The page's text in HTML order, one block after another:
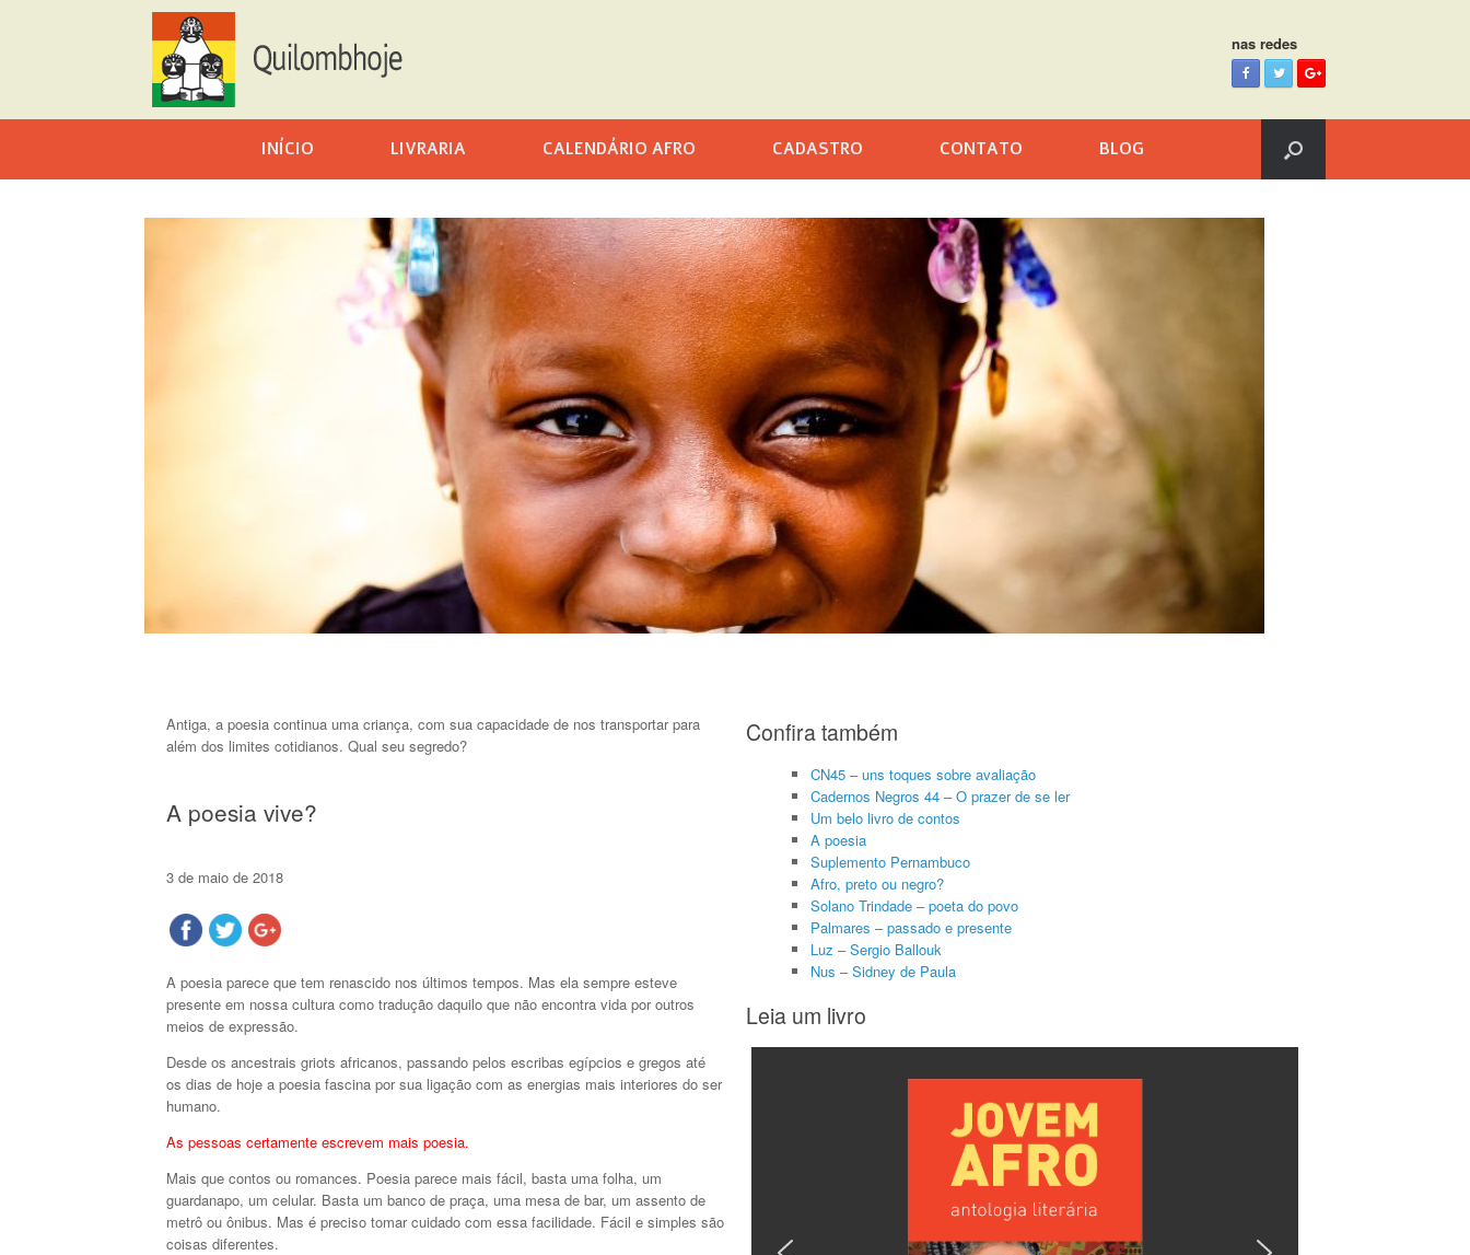
nas redes
INÍCIO LIVRARIA CALENDÁRIO AFRO CADASTRO CONTATO BLOG
Antiga, a poesia continua uma criança, com sua capacidade de nos transportar para
além dos limites cotidianos. Qual seu segredo?
A poesia vive?
3 de maio de 2018
A poesia parece que tem renascido nos últimos tempos. Mas ela sempre esteve
presente em nossa cultura como tradução daquilo que não encontra vida por outros
meios de expressão.
Desde os ancestrais griots africanos, passando pelos escribas egípcios e gregos até
os dias de hoje a poesia fascina por sua ligação com as energias mais interiores do ser
humano.
As pessoas certamente escrevem mais poesia.
Mais que contos ou romances. Poesia parece mais fácil, basta uma folha, um
guardanapo, um celular. Basta um banco de praça, uma mesa de bar, um assento de
metrô ou ônibus. Mas é preciso tomar cuidado com essa facilidade. Fácil e simples são
coisas diferentes.
Confira também
CN45 – uns toques sobre avaliação
Cadernos Negros 44 – O prazer de se ler
Um belo livro de contos
A poesia
Suplemento Pernambuco
Afro, preto ou negro?
Solano Trindade – poeta do povo
Palmares – passado e presente
Luz – Sergio Ballouk
Nus – Sidney de Paula
Leia um livro